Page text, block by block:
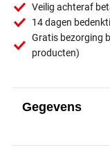
Veilig achteraf
14 dagen
Gratis bezorging
producten)
Gegevens